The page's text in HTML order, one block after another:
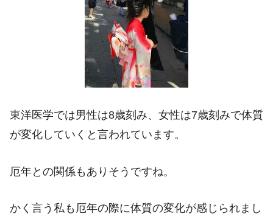
東洋医学では男性は8歳刻み、女性は7歳刻みで体質
が変化していくと言われています。
厄年との関係もありそうですね。
かく言う私も厄年の際に体質の変化が感じられまし